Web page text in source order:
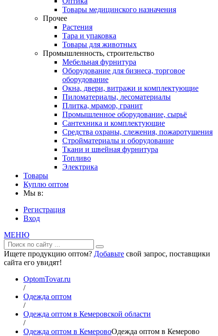
Товары медицинского назначения
Прочее
Растения
Тара и упаковка
Товары для животных
Промышленность, строительство
Мебельная фурнитура
Оборудование для бизнеса, торговое
оборудование
Окна, двери, витражи и комплектующие
Пиломатериалы, лесоматериалы
Плитка, мрамор, гранит
Промышленное оборудование, сырьё
Сантехника и комплектующие
Средства охраны, слежения, пожаротушения
Стройматериалы и оборудование
Ткани и швейная фурнитура
Топливо
Электрика
Товары
Куплю оптом
Мы в:
Регистрация
Вход
МЕНЮ
Ищете продукцию оптом? Добавьте свой запрос, поставщики
сайта его увидят!
OptomTovar.ru
/
Одежда оптом
/
Одежда оптом в Кемеровской области
/
Одежда оптом в КемеровоОдежда оптом в Кемерово